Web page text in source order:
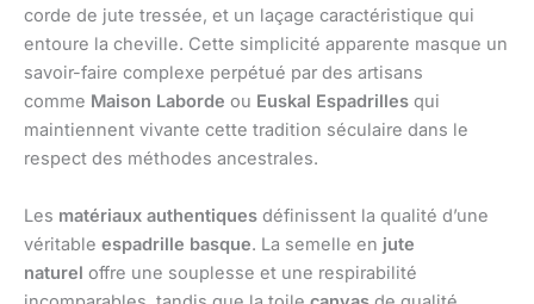
corde de jute tressée, et un laçage caractéristique qui
entoure la cheville. Cette simplicité apparente masque un
savoir-faire complexe perpétué par des artisans
comme Maison Laborde ou Euskal Espadrilles qui
maintiennent vivante cette tradition séculaire dans le
respect des méthodes ancestrales.
Les matériaux authentiques définissent la qualité d’une
véritable espadrille basque. La semelle en jute
naturel offre une souplesse et une respirabilité